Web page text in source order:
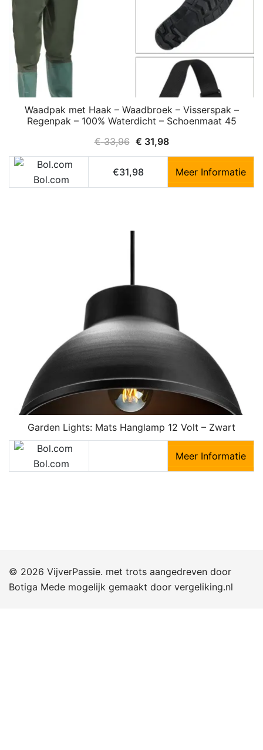
Waadpak met Haak – Waadbroek – Visserspak –
Regenpak – 100% Waterdicht – Schoenmaat 45
€33,96 Oorspronkelijke
prijs
was:
€ 33,96.
€ 31,98Huidige
prijs
is:
€ 31,98.
Bol.com
€31,98 Meer Informatie
Garden Lights: Mats Hanglamp 12 Volt – Zwart
Bol.com
Meer Informatie
© 2026 VijverPassie. met trots aangedreven door
Botiga Mede mogelijk gemaakt door vergeliking.nl